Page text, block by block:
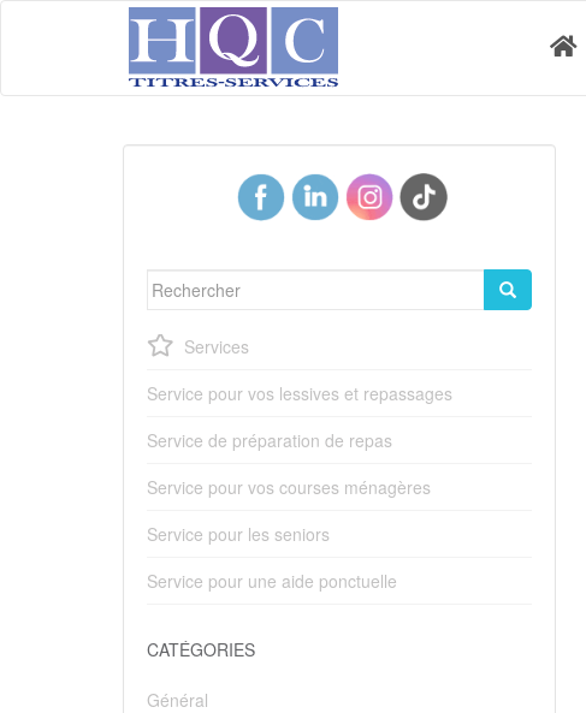
Rechercher...
Services
Service pour vos lessives et repassages
Service de préparation de repas
Service pour vos courses ménagères
Service pour les seniors
Service pour une aide ponctuelle
CATÉGORIES
Général